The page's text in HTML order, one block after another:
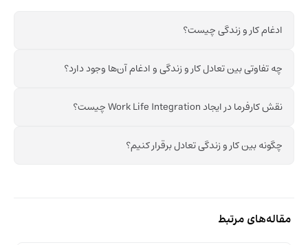
ادغام کار و زندگی چیست؟
چه تفاوتی بین تعادل کار و زندگی و ادغام آن‌ها وجود دارد؟
نقش کارفرما در ایجاد Work Life Integration چیست؟
چگونه بین کار و زندگی تعادل برقرار کنیم؟
مقاله‌های مرتبط